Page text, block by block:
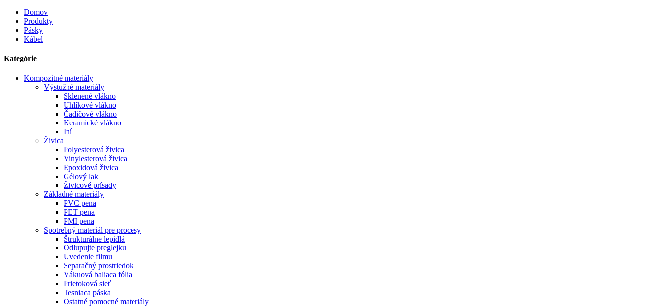
Domov
Produkty
Pásky
Kábel
Kategórie
Kompozitné materiály
Výstužné materiály
Sklenené vlákno
Uhlíkové vlákno
Čadičové vlákno
Keramické vlákno
Iní
Živica
Polyesterová živica
Vinylesterová živica
Epoxidová živica
Gélový lak
Živicové prísady
Základné materiály
PVC pena
PET pena
PMI pena
Spotrebný materiál pre procesy
Štrukturálne lepidlá
Odlupujte preglejku
Uvedenie filmu
Separačný prostriedok
Vákuová baliaca fólia
Prietoková sieť
Tesniaca páska
Ostatné pomocné materiály